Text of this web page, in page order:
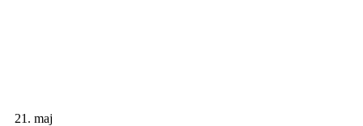
21. maj